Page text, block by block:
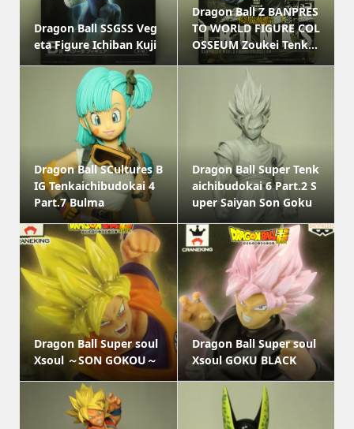
Dragon Ball SSGSS Veg
eta Figure Ichiban Kuji
Dragon Ball Z BANPRES
TO WORLD FIGURE COL
OSSEUM Zoukei Tenk...
Dragon Ball SCultures B
IG Tenkaichibudokai 4
Part.7 Bulma
Dragon Ball Super Tenk
aichibudokai 6 Part.2 S
uper Saiyan Son Goku
Dragon Ball Super soul
Xsoul ～SON GOKOU～
Dragon Ball Super soul
Xsoul GOKU BLACK